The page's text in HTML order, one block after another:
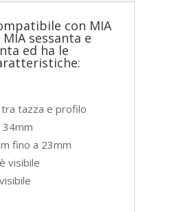
con MIA
sessanta e
ed ha le
tra tazza e profilo
fino a 23mm
visibile